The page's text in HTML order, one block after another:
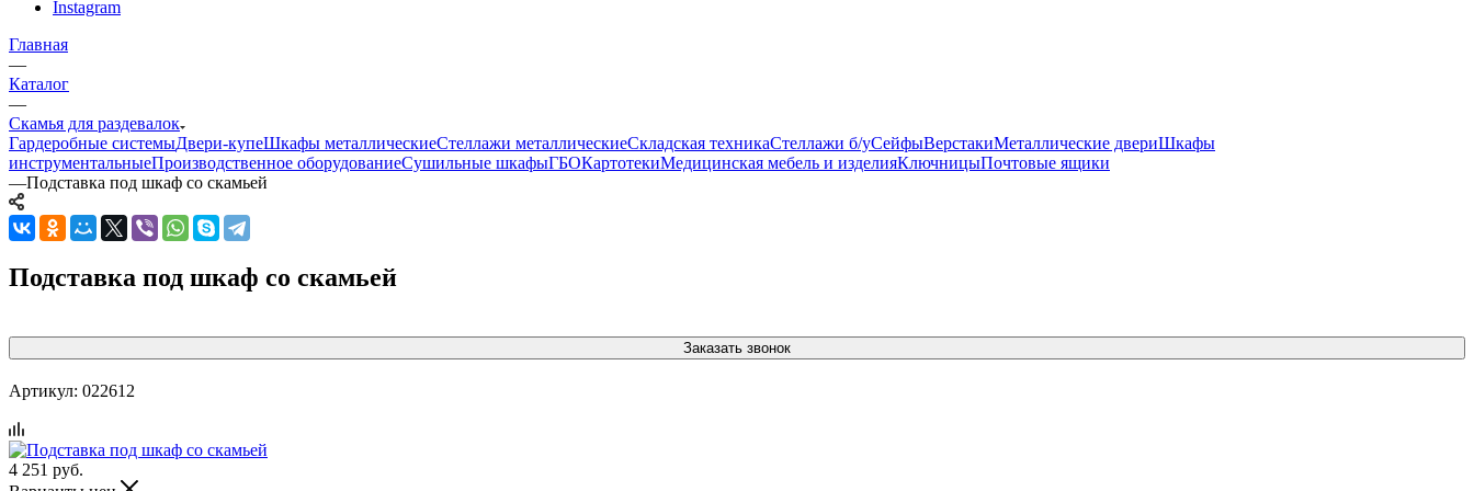
Instagram
Главная
—
Каталог
—
Скамья для раздевалок
Гардеробные системыДвери-купеШкафы металлическиеСтеллажи металлическиеСкладская техникаСтеллажи б/уСейфыВерстакиМеталлические двериШкафы
инструментальныеПроизводственное оборудованиеСушильные шкафыГБОКартотекиМедицинская мебель и изделияКлючницыПочтовые ящики
—Подставка под шкаф со скамьей
Подставка под шкаф со скамьей
Заказать звонок
Артикул: 022612
4 251 руб.